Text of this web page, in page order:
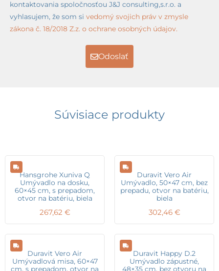
kontaktovania spoločnosťou J&J consulting,s.r.o. a
vyhlasujem, že som si vedomý svojich práv v zmysle
zákona č. 18/2018 Z.z. o ochrane osobných údajov.
Odoslať
Súvisiace produkty
Hansgrohe Xuniva Q
Umývadlo na dosku,
60×45 cm, s prepadom,
otvor na batériu, biela
267,62 €
Duravit Vero Air
Umývadlo, 50×47 cm, bez
prepadu, otvor na batériu,
biela
302,46 €
Duravit Vero Air
Umývadlová misa, 60×47
cm, s prepadom, otvor na
Duravit Happy D.2
Umývadlo zápustné,
48×35 cm, bez otvoru na